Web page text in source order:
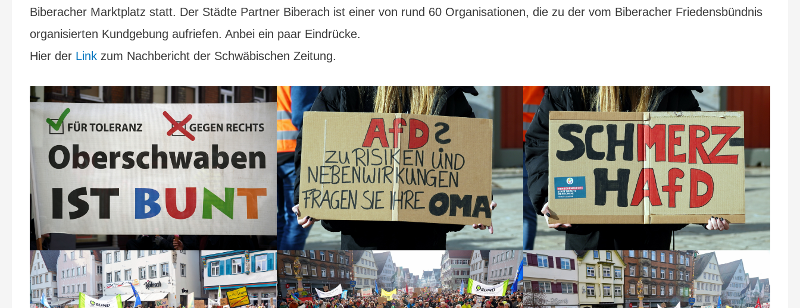
Biberacher Marktplatz statt. Der Städte Partner Biberach ist einer von rund 60 Organisationen, die zu der vom Biberacher Friedensbündnis
organisierten Kundgebung aufriefen. Anbei ein paar Eindrücke.
Hier der Link zum Nachbericht der Schwäbischen Zeitung.